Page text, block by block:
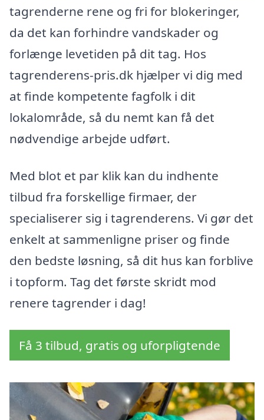
tagrenderne rene og fri for blokeringer,
da det kan forhindre vandskader og
forlænge levetiden på dit tag. Hos
tagrenderens-pris.dk hjælper vi dig med
at finde kompetente fagfolk i dit
lokalområde, så du nemt kan få det
nødvendige arbejde udført.
Med blot et par klik kan du indhente
tilbud fra forskellige firmaer, der
specialiserer sig i tagrenderens. Vi gør det
enkelt at sammenligne priser og finde
den bedste løsning, så dit hus kan forblive
i topform. Tag det første skridt mod
renere tagrender i dag!
Få 3 tilbud, gratis og uforpligtende